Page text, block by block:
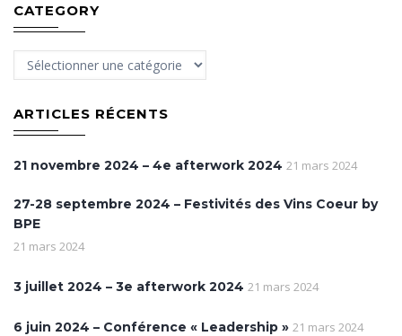
CATEGORY
Category
ARTICLES RÉCENTS
21 novembre 2024 – 4e afterwork 2024 21 mars 2024
27-28 septembre 2024 – Festivités des Vins Coeur by
BPE
21 mars 2024
3 juillet 2024 – 3e afterwork 2024 21 mars 2024
6 juin 2024 – Conférence « Leadership » 21 mars 2024